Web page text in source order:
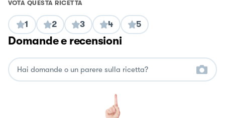
VOTA QUESTA RICETTA
1 2 3 4 5
Domande e recensioni